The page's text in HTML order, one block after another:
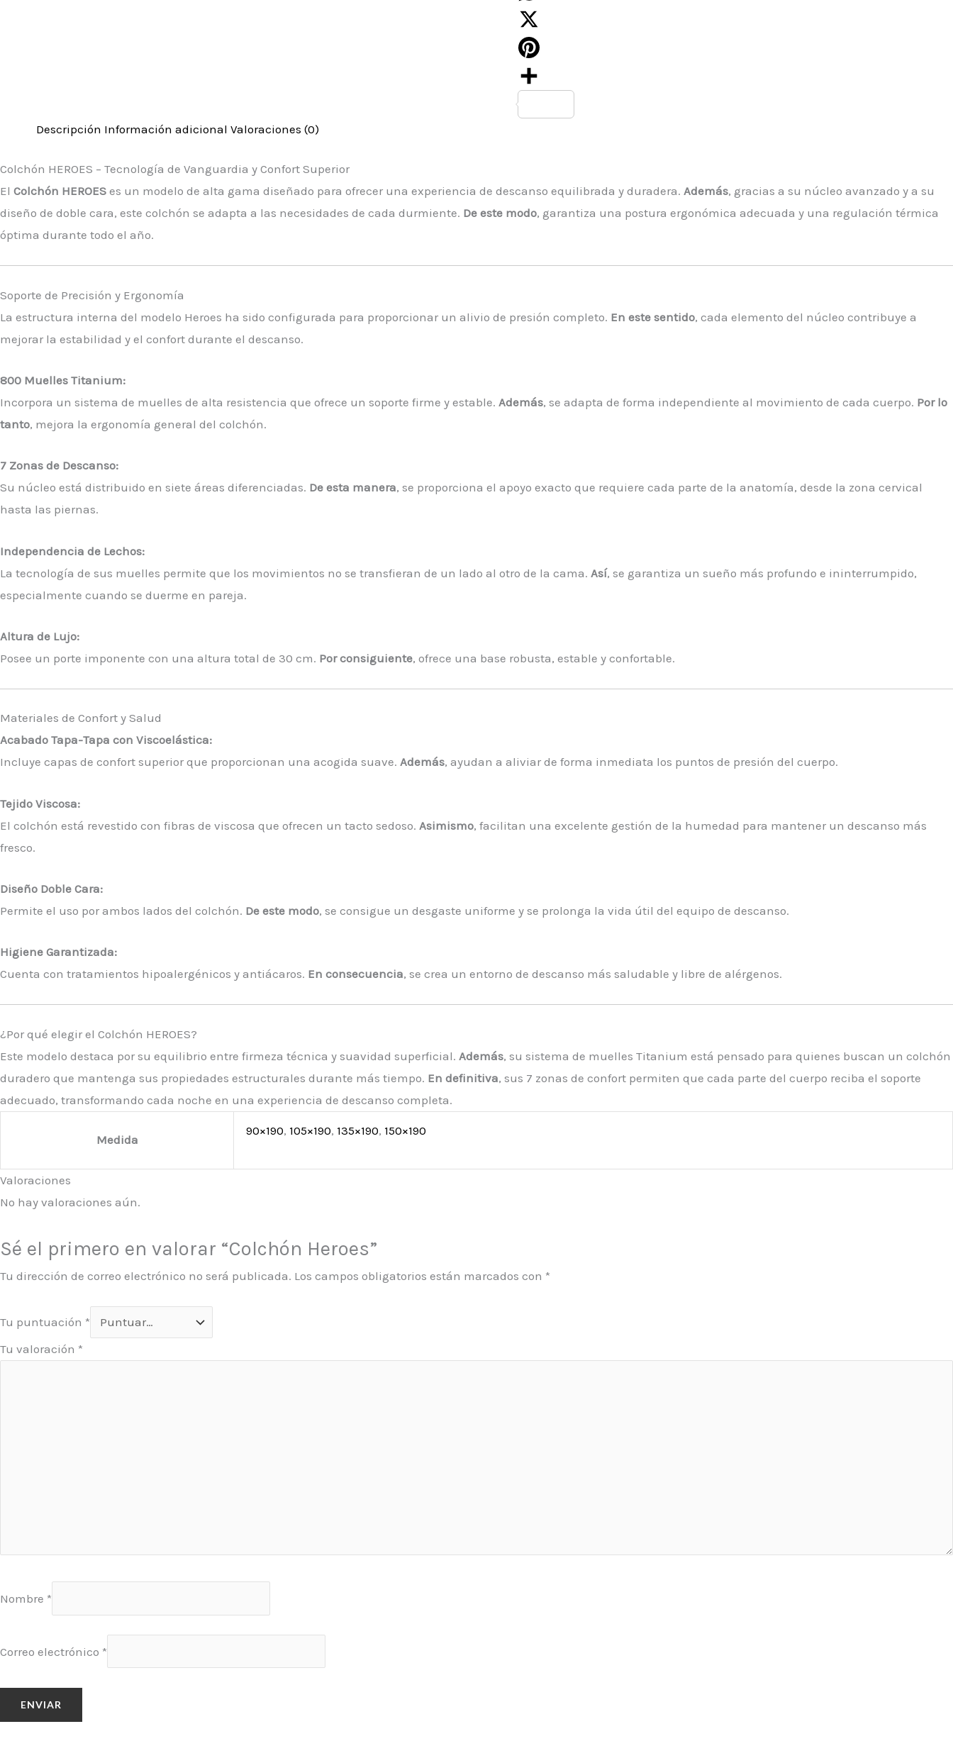
WhatsApp
X
Pinterest
Descripción Información adicional Valoraciones (0)
Colchón HEROES – Tecnología de Vanguardia y Confort Superior
El Colchón HEROES es un modelo de alta gama diseñado para ofrecer una experiencia de descanso equilibrada y duradera. Además, gracias a su núcleo avanzado y a su
diseño de doble cara, este colchón se adapta a las necesidades de cada durmiente. De este modo, garantiza una postura ergonómica adecuada y una regulación térmica
óptima durante todo el año.
Soporte de Precisión y Ergonomía
La estructura interna del modelo Heroes ha sido configurada para proporcionar un alivio de presión completo. En este sentido, cada elemento del núcleo contribuye a
mejorar la estabilidad y el confort durante el descanso.
800 Muelles Titanium:
Incorpora un sistema de muelles de alta resistencia que ofrece un soporte firme y estable. Además, se adapta de forma independiente al movimiento de cada cuerpo. Por lo
tanto, mejora la ergonomía general del colchón.
7 Zonas de Descanso:
Su núcleo está distribuido en siete áreas diferenciadas. De esta manera, se proporciona el apoyo exacto que requiere cada parte de la anatomía, desde la zona cervical
hasta las piernas.
Independencia de Lechos:
La tecnología de sus muelles permite que los movimientos no se transfieran de un lado al otro de la cama. Así, se garantiza un sueño más profundo e ininterrumpido,
especialmente cuando se duerme en pareja.
Altura de Lujo:
Posee un porte imponente con una altura total de 30 cm. Por consiguiente, ofrece una base robusta, estable y confortable.
Materiales de Confort y Salud
Acabado Tapa-Tapa con Viscoelástica:
Incluye capas de confort superior que proporcionan una acogida suave. Además, ayudan a aliviar de forma inmediata los puntos de presión del cuerpo.
Tejido Viscosa:
El colchón está revestido con fibras de viscosa que ofrecen un tacto sedoso. Asimismo, facilitan una excelente gestión de la humedad para mantener un descanso más
fresco.
Diseño Doble Cara:
Permite el uso por ambos lados del colchón. De este modo, se consigue un desgaste uniforme y se prolonga la vida útil del equipo de descanso.
Higiene Garantizada:
Cuenta con tratamientos hipoalergénicos y antiácaros. En consecuencia, se crea un entorno de descanso más saludable y libre de alérgenos.
¿Por qué elegir el Colchón HEROES?
Este modelo destaca por su equilibrio entre firmeza técnica y suavidad superficial. Además, su sistema de muelles Titanium está pensado para quienes buscan un colchón
duradero que mantenga sus propiedades estructurales durante más tiempo. En definitiva, sus 7 zonas de confort permiten que cada parte del cuerpo reciba el soporte
adecuado, transformando cada noche en una experiencia de descanso completa.
Medida
90×190, 105×190, 135×190, 150×190
Valoraciones
No hay valoraciones aún.
Sé el primero en valorar “Colchón Heroes”
Tu dirección de correo electrónico no será publicada. Los campos obligatorios están marcados con *
Tu puntuación *
Tu valoración *
Nombre *
Correo electrónico *